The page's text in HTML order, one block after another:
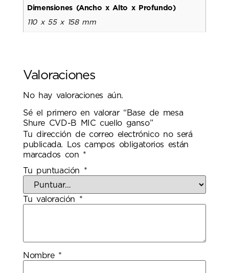
Dimensiones (Ancho x Alto x Profundo)
110 x 55 x 158 mm
Valoraciones
No hay valoraciones aún.
Sé el primero en valorar “Base de mesa
Shure CVD-B MIC cuello ganso”
Tu dirección de correo electrónico no será
publicada.
Los campos obligatorios están
marcados con *
Tu puntuación *
Tu valoración *
Nombre *